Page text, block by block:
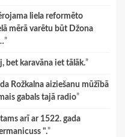
liela reformēto
mērā varētu būt Džona
”
bet karavāna iet tālāk.”
Rožkalna aiziešanu mūžībā
gabals tajā radio”
arī ar 1522. gada
".”